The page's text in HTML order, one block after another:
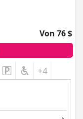
Von 76 $
+4